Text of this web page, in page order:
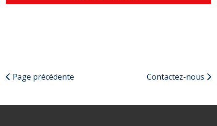
Page précédente Contactez-nous